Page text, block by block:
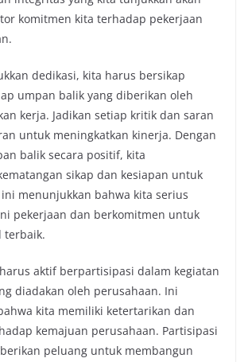
komitmen kita terhadap pekerjaan
dedikasi, kita harus bersikap
umpan balik yang diberikan oleh
kerja. Jadikan setiap kritik dan saran
untuk meningkatkan kinerja. Dengan
balik secara positif, kita
sikap dan kesiapan untuk
menunjukkan bahwa kita serius
pekerjaan dan berkomitmen untuk
terbaik.
aktif berpartisipasi dalam kegiatan
diadakan oleh perusahaan. Ini
kita memiliki ketertarikan dan
kemajuan perusahaan. Partisipasi
peluang untuk membangun